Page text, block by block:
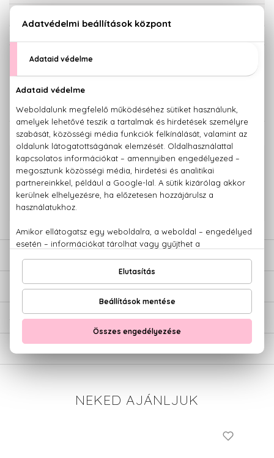
KISZERELÉS KIVÁLASZTÁSA
KAPCSOLÓDÓ TERMÉKEK
100% eredeti termékek,14 napos visszaküldési garanciával
Kérdésed van, elakadtál? Hívd ügyfélszolgálatunkat: +36 20
779 1926
ÉRTÉKELÉSEK (0)
SZÁLLÍTÁS
NEKED AJÁNLJUK